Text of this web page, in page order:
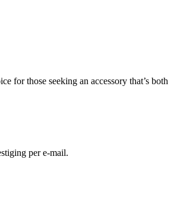
for those seeking an accessory that’s both
per e-mail.